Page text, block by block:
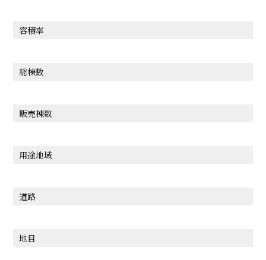
容積率
総棟数
販売棟数
用途地域
道路
地目